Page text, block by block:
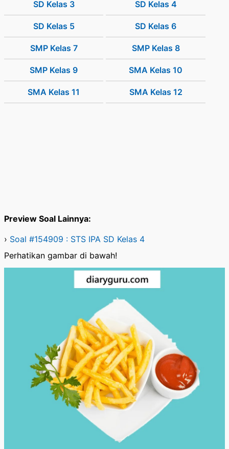
SD Kelas 3 SD Kelas 4
SD Kelas 5 SD Kelas 6
SMP Kelas 7 SMP Kelas 8
SMP Kelas 9 SMA Kelas 10
SMA Kelas 11 SMA Kelas 12
Preview Soal Lainnya:
› Soal #154909 : STS IPA SD Kelas 4
Perhatikan gambar di bawah!